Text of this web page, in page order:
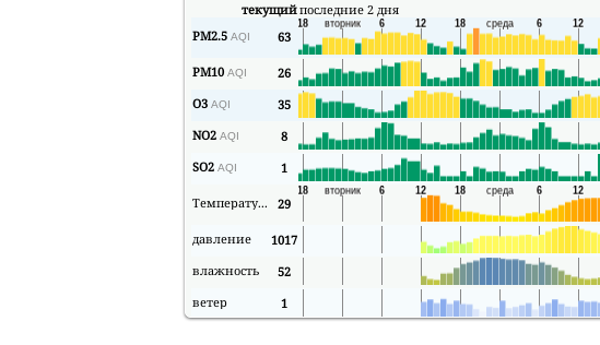
текущийпоследние 2 дня
PM2.5 AQI 63
PM10 AQI 26
O3 AQI 35
NO2 AQI 8
SO2 AQI 1
Температура 29
давление 1017
влажность
52
ветер
1